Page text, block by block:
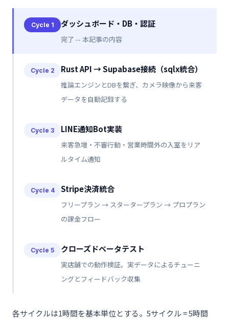
Cycle 1 ダッシュボード・DB・認証
完了 -- 本記事の内容
Cycle 2 Rust API → Supabase接続（sqlx統合）
推論エンジンとDBを繋ぎ、カメラ映像から来客
データを自動記録する
Cycle 3 LINE通知Bot実装
来客急増・不審行動・営業時間外の入室をリア
ルタイム通知
Cycle 4 Stripe決済統合
フリープラン → スタータープラン → プロプラン
の課金フロー
Cycle 5 クローズドベータテスト
実店舗での動作検証。実データによるチューニ
ングとフィードバック収集
各サイクルは1時間を基本単位とする。5サイクル = 5時間